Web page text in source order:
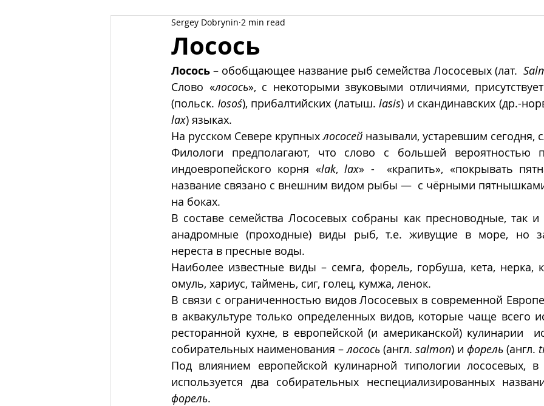
У Ф Х
Лосось
Sergey Dobrynin 2 min read
Лосось – обобщающее название рыб семейства Лососевых (лат.
Слово «лосось», с некоторыми звуковыми отличиями,
(польск. ɫоsоś), прибалтийских (латыш. lasis) и скандинавских (др.-
lах) языках.
На русском Севере крупных лососей называли, устаревшим сегодня,
Филологи предполагают, что слово с большей вероятностью
индоевропейского корня «lak, lax» -  «крапить», «покрывать
название связано с внешним видом рыбы —  с чёрными
на боках.
В составе семейства Лососевых собраны как пресноводные, так
анадромные (проходные) виды рыб, т.е. живущие в море, но
нереста в пресные воды.
Наиболее известные виды – семга, форель, горбуша, кета, нерка,
омуль, хариус, таймень, сиг, голец, кумжа, ленок.
В связи с ограниченностью видов Лососевых в современной
в аквакультуре только определенных видов, которые чаще всего
ресторанной кухне, в европейской (и американской) кулинарии
собирательных наименования – лосось (англ. salmon) и форель (англ.
Под влиянием европейской кулинарной типологии лососевых, в
используется два собирательных неспециализированных
форель.